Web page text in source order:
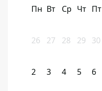
Пн Вт Ср Чт Пт
26 27 28 29 30
2 3 4 5 6